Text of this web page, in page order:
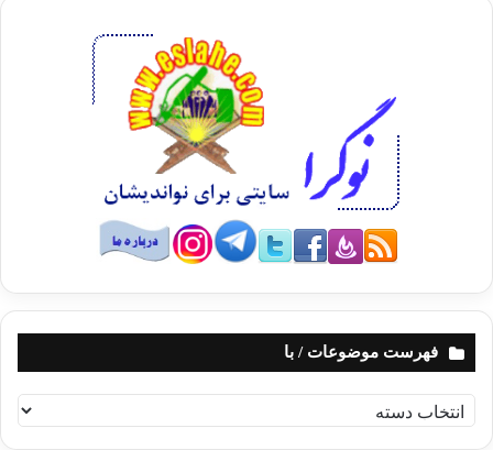
فهرست موضوعات / با
ه